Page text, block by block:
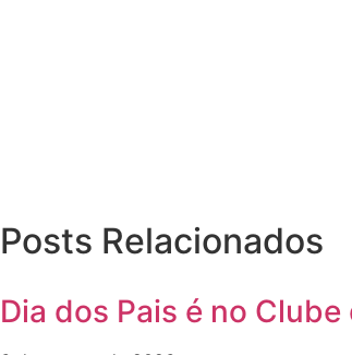
Posts Relacionados
Dia dos Pais é no